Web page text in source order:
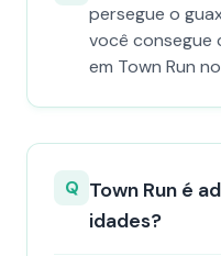
persegue o
você consegue
em Town Run
Q Town Run é
idades?